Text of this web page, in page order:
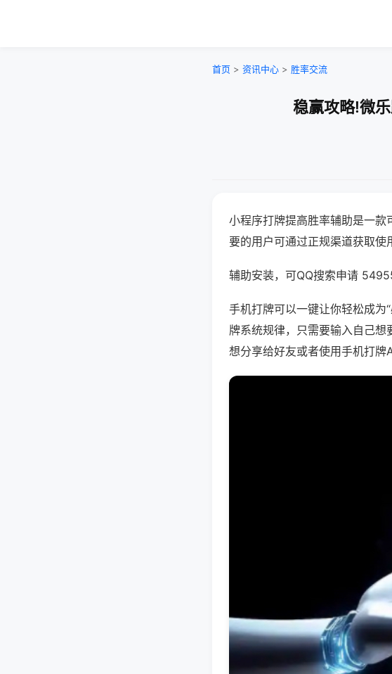
首页 > 资讯中心 > 胜率交流
稳赢攻略!微
小程序打牌提高胜率辅助是一款
要的用户可通过正规渠道获取使
辅助安装，可QQ搜索申请
手机打牌可以一键让你轻松成为
牌系统规律，只需要输入自己
想分享给好友或者使用手机打牌